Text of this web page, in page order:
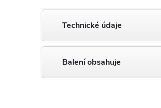
Technické údaje
Balení obsahuje